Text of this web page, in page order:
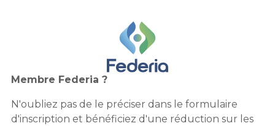
Membre Federia ?
N'oubliez pas de le préciser dans le formulaire
d'inscription et bénéficiez d'une réduction sur les